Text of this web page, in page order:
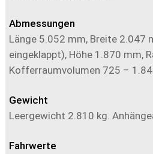
Abmessungen
Länge 5.052 mm, Breite 2.047
eingeklappt), Höhe 1.870 mm,
Kofferraumvolumen 725 –
Gewicht
Leergewicht 2.810 kg.
Fahrwerte